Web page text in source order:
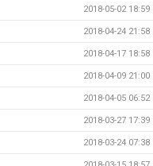
2018-05-02 18:59
2018-04-24 21:58
2018-04-17 18:58
2018-04-09 21:00
2018-04-05 06:52
2018-03-27 17:39
2018-03-24 07:38